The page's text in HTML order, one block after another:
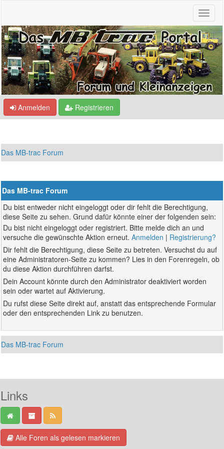
Anmelden Registrieren
Das MB-trac Forum
Das MB-trac Forum
Du bist entweder nicht eingeloggt oder dir fehlt die Berechtigung,
diese Seite zu sehen. Grund dafür könnte einer der folgenden sein:
Du bist nicht eingeloggt oder registriert. Bitte melde dich an und
versuche die gewünschte Aktion erneut.Anmelden | Registrierung?
Dir fehlt die Berechtigung, diese Seite zu betreten. Versuchst du auf
eine Administratoren-Seite zu kommen? Lies in den Forenregeln, ob
du diese Aktion durchführen darfst.
Dein Account könnte durch den Administrator deaktiviert worden
sein oder wartet auf Aktivierung.
Du rufst diese Seite direkt auf, anstatt das entsprechende Formular
oder den entsprechenden Link zu benutzen.
Das MB-trac Forum
Links
Alle Foren als gelesen markieren